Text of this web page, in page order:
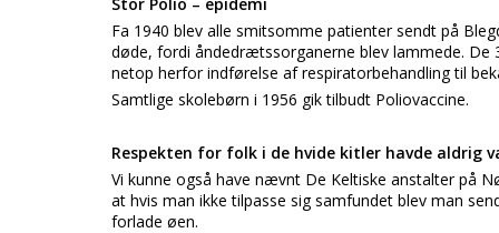
Fa 1940 blev alle smitsomme patienter sendt på
døde, fordi åndedrætssorganerne blev lammede.
netop herfor indførelse af respiratorbehandling til
Samtlige skolebørn i 1956 gik tilbudt Poliovaccine.
Respekten for folk i de hvide kitler havde aldrig
Vi kunne også have nævnt De Keltiske anstalter på
at hvis man ikke tilpasse sig samfundet blev man
forlade øen.